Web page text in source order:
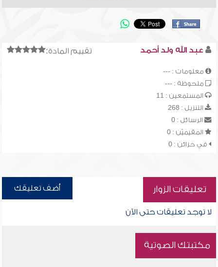
تقييم المادة: عبد الله ولد أحمد
معلومات : ---
ملحوظة : ---
المستمعين : 11
التنزيل : 268
الرسائل : 0
المقيميّن : 0
في خزائن : 0
تعليقات الزوار أضف تعليقك
لا توجد تعليقات حتى الآن
مكتبتك الصوتية